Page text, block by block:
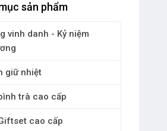
sản phẩm
vinh danh - Kỷ niệm
giữ nhiệt
trà cao cấp
cao cấp